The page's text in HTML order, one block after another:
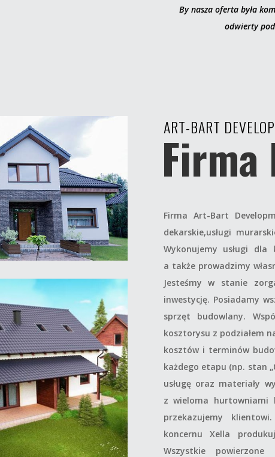
By nasza oferta była
odwierty
ART-BART
Firma
Firma Art-Bart
dekarskie,usługi
Wykonujemy usługi dla
a także prowadzimy
Jesteśmy w stanie
inwestycję. Posiadamy
sprzęt budowlany.
kosztorysu z podziałem
kosztów i terminów
każdego etapu (np. stan
usługę oraz materiały
z wieloma hurtowniami
przekazujemy
koncernu Xella
Wszystkie